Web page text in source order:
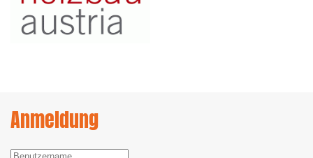
Anmeldung